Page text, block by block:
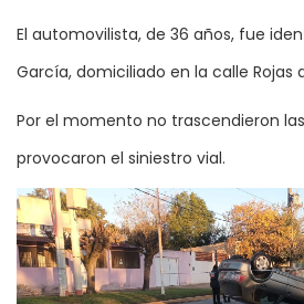
El automovilista, de 36 años, fue
García, domiciliado en la calle Rojas
Por el momento no trascendieron
provocaron el siniestro vial.